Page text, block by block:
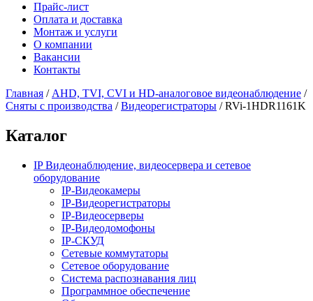
Прайс-лист
Оплата и доставка
Монтаж и услуги
О компании
Вакансии
Контакты
Главная / AHD, TVI, CVI и HD-аналоговое видеонаблюдение /
Сняты с производства /Видеорегистраторы /RVi-1HDR1161K
Каталог
IP Видеонаблюдение, видеосервера и сетевое
оборудование
IP-Видеокамеры
IP-Видеорегистраторы
IP-Видеосерверы
IP-Видеодомофоны
IP-СКУД
Сетевые коммутаторы
Сетевое оборудование
Система распознавания лиц
Программное обеспечение